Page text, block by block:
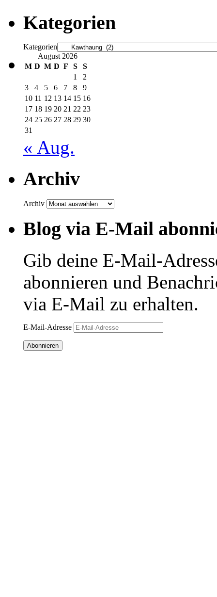
Kategorien
Kategorien
August 2026
M D M D F S
S
1
2
3
4 5 6 7 8
9
10 11 12 13 14 15 16
17 18 19 20 21 22 23
24 25 26 27 28 29 30
31
« Aug.
Archiv
Archiv
Blog via E-Mail
Gib deine E-Mail-
abonnieren und
via E-Mail zu erhalten.
E-Mail-Adresse
Abonnieren